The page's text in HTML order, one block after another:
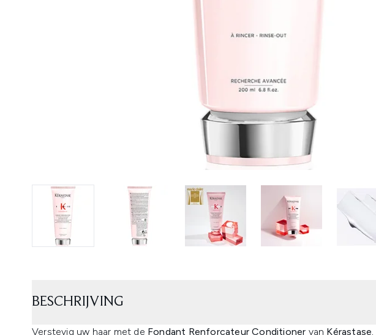
BESCHRIJVING
Verstevig uw haar met de Fondant Renforcateur Conditioner van Kérastase.